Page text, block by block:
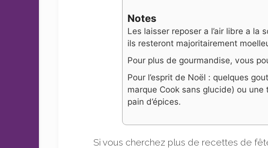
Notes
Les laisser reposer a l’air libre a la
ils resteront majoritairement
Pour plus de gourmandise, vous
Pour l’esprit de Noël : quelques
marque Cook sans glucide) ou
pain d’épices.
Si vous cherchez plus de recettes de